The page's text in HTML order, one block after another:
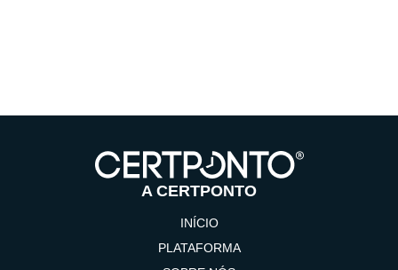
A CERTPONTO
INÍCIO
PLATAFORMA